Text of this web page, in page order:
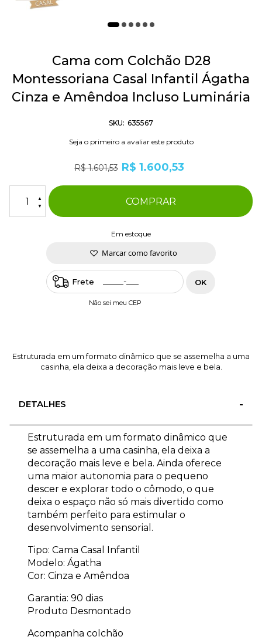
início
Galeria
Cama com Colchão D28
Montessoriana Casal Infantil Ágatha
Cinza e Amêndoa Incluso Luminária
SKU 635567
Seja o primeiro a avaliar este produto
R$ 1.600,53
R$ 1.601,53
COMPRAR
Em estoque
Marcar como favorito
Frete OK
Não sei meu CEP
Estruturada em um formato dinâmico que se assemelha a uma
casinha, ela deixa a decoração mais leve e bela.
DETALHES
Estruturada em um formato dinâmico que
se assemelha a uma casinha, ela deixa a
decoração mais leve e bela. Ainda oferece
uma maior autonomia para o pequeno
descer e explorar todo o cômodo, o que
deixa o espaço não só mais divertido como
também perfeito para estimular o
desenvolvimento sensorial.
Tipo: Cama Casal Infantil
Modelo: Ágatha
Cor: Cinza e Amêndoa
Garantia: 90 dias
Produto Desmontado
Acompanha colchão